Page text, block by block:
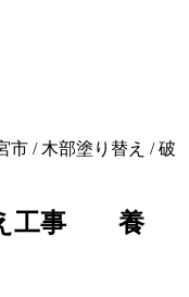
市 / 木部塗り替え / 破
え工事 養